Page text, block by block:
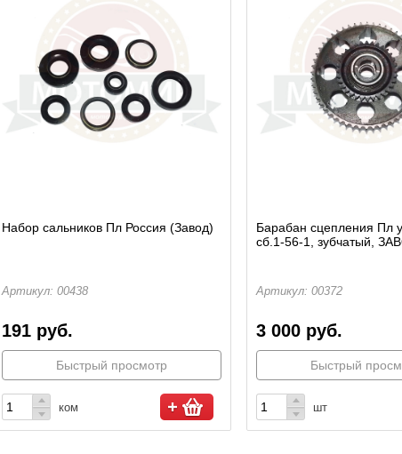
Набор сальников Пл Россия (Завод)
Артикул: 00438
191 руб.
Быстрый просмотр
ком
Барабан сцепления Пл
сб.1-56-1, зубчатый,
Артикул: 00372
3 000 руб.
Быстрый
шт